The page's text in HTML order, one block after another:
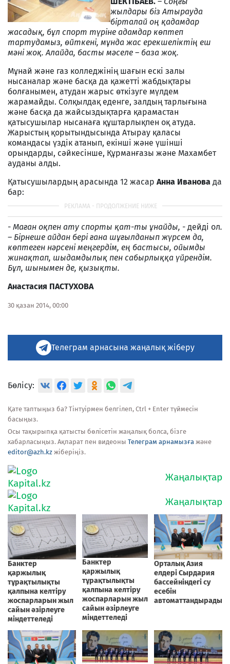
жылдары біз Атырауда
бірталай оң қадамдар
жасадық, бұл спорт түріне адамдар көптеп
тартудамыз, өйткені, мұнда жас ерекшеліктің еш
мәні жоқ. Алайда, басты мәселе – база жоқ.
Мұнай және газ колледжінің шағын ескі залы
нысаналар және басқа да қажетті жабдықтары
болғанымен, атудан жарыс өткізуге мүлдем
жарамайды. Солқылдақ еденге, залдың тарлығына
және басқа да жайсыздықтарға қарамастан
қатысушылар нысанаға құштарлықпен оқ атуда.
Жарыстың қорытындысында Атырау қаласы
командасы үздік атанып, екінші және үшінші
орындарды, сәйкесінше, Құрманғазы және Махамбет
ауданы алды.
Қатысушылардың арасында 12 жасар Анна Иванова да
бар:
- Маған оқпен ату спорты қат-ты ұнайды, - дейді ол.
– Бірнеше айдан бері ғана шұғылданып жүрсем да,
көптеген нәрсені меңгердім, ең бастысы, ойымды
жинақтап, шыдамдылық пен сабырлыққа үйрендім.
Бұл, шынымен де, қызықты.
Анастасия ПАСТУХОВА
30 қазан 2014, 00:00
Телеграм арнасына жаңалық жіберу
Бөлісу:
Қате таптыңыз ба? Тінтуірмен белгілеп, Ctrl + Enter түймесін
басыңыз.
Осы тақырыпқа қатысты бөлісетін жаңалық болса, бізге
хабарласыңыз. Ақпарат пен видеоны Телеграм арнамызға және
editor@azh.kz жіберіңіз.